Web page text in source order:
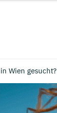
Wien gesucht?